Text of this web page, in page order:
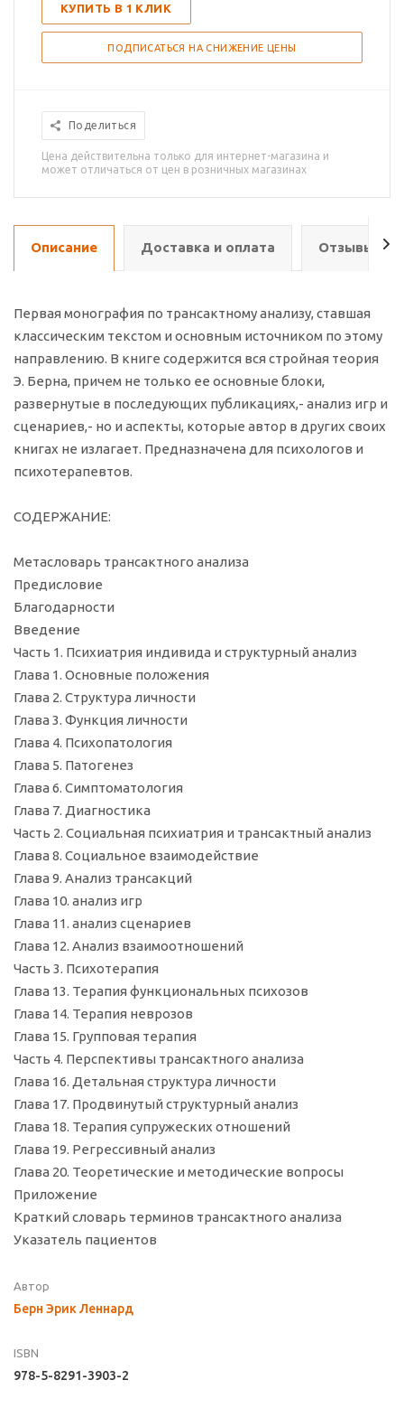
КУПИТЬ В 1 КЛИК
ПОДПИСАТЬСЯ НА СНИЖЕНИЕ ЦЕНЫ
Поделиться
Цена действительна только для интернет-магазина и
может отличаться от цен в розничных магазинах
Описание Доставка и оплата Отзывы о
Первая монография по трансактному анализу, ставшая
классическим текстом и основным источником по этому
направлению. В книге содержится вся стройная теория
Э. Берна, причем не только ее основные блоки,
развернутые в последующих публикациях,- анализ игр и
сценариев,- но и аспекты, которые автор в других своих
книгах не излагает. Предназначена для психологов и
психотерапевтов.
СОДЕРЖАНИЕ:
Метасловарь трансактного анализа
Предисловие
Благодарности
Введение
Часть 1. Психиатрия индивида и структурный анализ
Глава 1. Основные положения
Глава 2. Структура личности
Глава 3. Функция личности
Глава 4. Психопатология
Глава 5. Патогенез
Глава 6. Симптоматология
Глава 7. Диагностика
Часть 2. Социальная психиатрия и трансактный анализ
Глава 8. Социальное взаимодействие
Глава 9. Анализ трансакций
Глава 10. анализ игр
Глава 11. анализ сценариев
Глава 12. Анализ взаимоотношений
Часть 3. Психотерапия
Глава 13. Терапия функциональных психозов
Глава 14. Терапия неврозов
Глава 15. Групповая терапия
Часть 4. Перспективы трансактного анализа
Глава 16. Детальная структура личности
Глава 17. Продвинутый структурный анализ
Глава 18. Терапия супружеских отношений
Глава 19. Регрессивный анализ
Глава 20. Теоретические и методические вопросы
Приложение
Краткий словарь терминов трансактного анализа
Указатель пациентов
Автор
Берн Эрик Леннард
ISBN
978-5-8291-3903-2